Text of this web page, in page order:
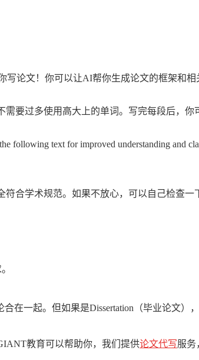
论文！你可以让AI帮你生成论文的框架和相
要过多使用高大上的单词。写完每段后，你
following text for improved understanding and
合学术规范。如果不放心，可以自己检查一
在一起。但如果是Dissertation（毕业论文）
教育可以帮助你，我们提供论文代写服务